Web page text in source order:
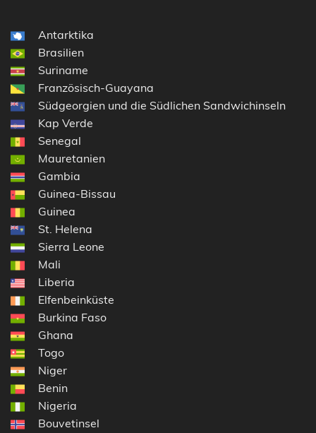
Antarktika
Brasilien
Suriname
Französisch-Guayana
Südgeorgien und die Südlichen Sandwichinseln
Kap Verde
Senegal
Mauretanien
Gambia
Guinea-Bissau
Guinea
St. Helena
Sierra Leone
Mali
Liberia
Elfenbeinküste
Burkina Faso
Ghana
Togo
Niger
Benin
Nigeria
Bouvetinsel